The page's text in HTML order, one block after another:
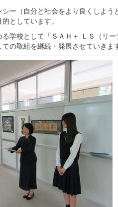
シー（自分と社会をより良くしよ
としています。
学校として「ＳＡＨ＋ ＬＳ（リ
の取組を継続・発展させていきます